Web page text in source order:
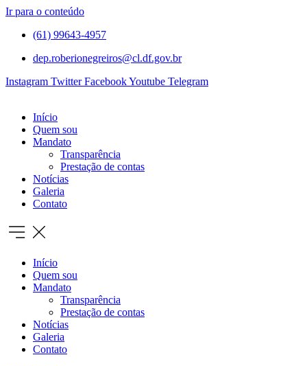
Ir para o conteúdo
(61) 99643-4957
dep.roberionegreiros@cl.df.gov.br
Instagram Twitter FacebookYoutube Telegram
Início
Quem sou
Mandato
Transparência
Prestação de contas
Notícias
Galeria
Contato
Início
Quem sou
Mandato
Transparência
Prestação de contas
Notícias
Galeria
Contato